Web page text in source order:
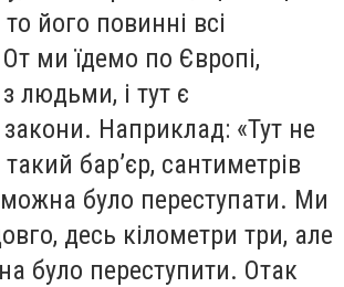
його повинні всі
ми їдемо по Європі,
людьми, і тут є
Наприклад: «Тут не
бар’єр, сантиметрів
можна було переступати. Ми
десь кілометри три, але
було переступити. Отак